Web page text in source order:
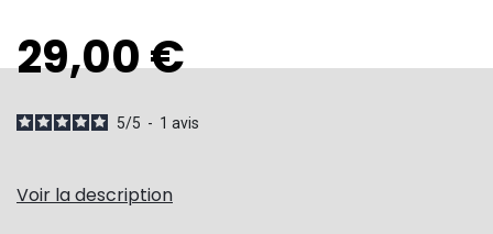
29,00 €
5/5 - 1 avis
Voir la description